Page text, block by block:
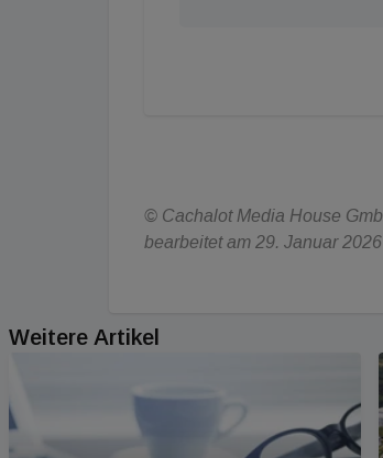
© Cachalot Media House
bearbeitet am 29. Januar 2026
Weitere Artikel